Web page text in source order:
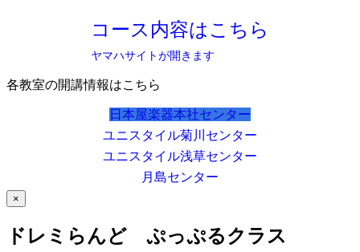
コース内容はこちら
ヤマハサイトが開きます
各教室の開講情報はこちら
日本屋楽器本社センター
ユニスタイル菊川センター
ユニスタイル浅草センター
月島センター
×
ドレミらんど ぷっぷるクラス